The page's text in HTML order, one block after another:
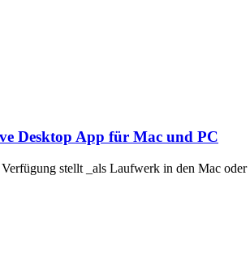
Desktop App für Mac und PC
stellt _als Laufwerk in den Mac